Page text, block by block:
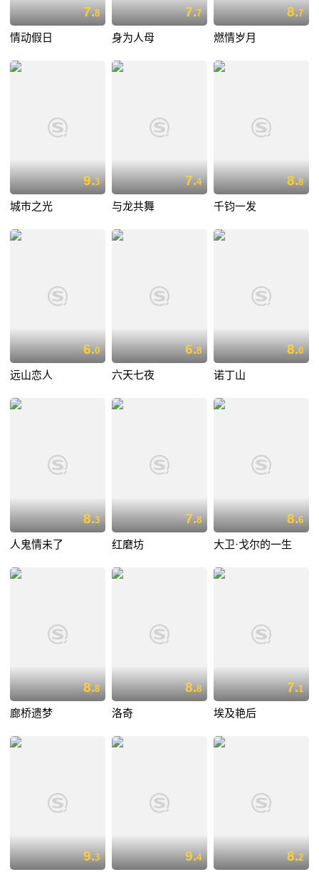
7.8
情动假日
7.7
身为人母
8.7
燃情岁月
9.3
城市之光
7.4
与龙共舞
8.8
千钧一发
6.0
远山恋人
6.8
六天七夜
8.0
诺丁山
8.3
人鬼情未了
7.8
红磨坊
8.6
大卫·戈尔的一生
8.8
廊桥遗梦
8.8
洛奇
7.1
埃及艳后
9.3 9.4 8.2